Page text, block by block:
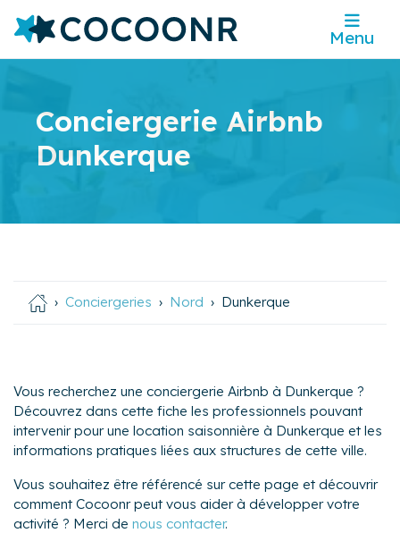
Menu
Conciergerie Airbnb
Dunkerque
Conciergeries Nord Dunkerque
Vous recherchez une conciergerie Airbnb à Dunkerque ?
Découvrez dans cette fiche les professionnels pouvant
intervenir pour une location saisonnière à Dunkerque et les
informations pratiques liées aux structures de cette ville.
Vous souhaitez être référencé sur cette page et découvrir
comment Cocoonr peut vous aider à développer votre
activité ? Merci de nous contacter.